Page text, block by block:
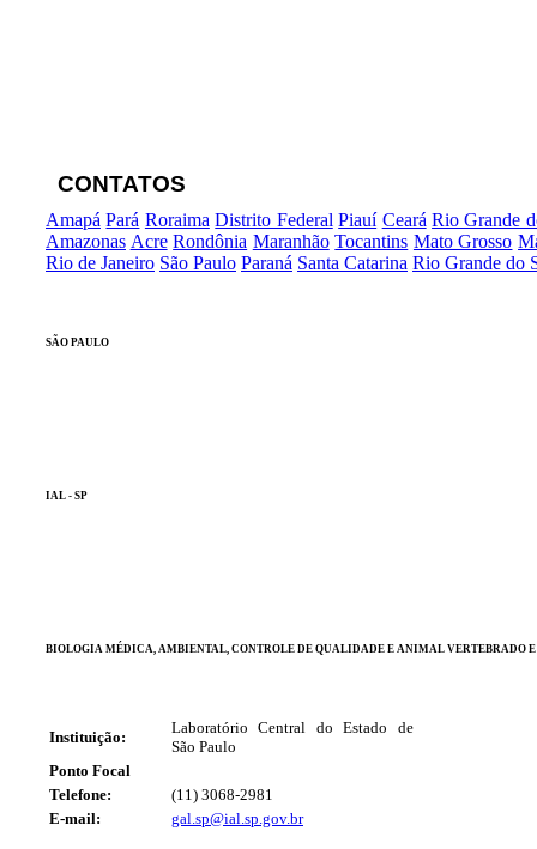
CONTATOS
Amapá Pará Roraima Distrito Federal Piauí Ceará Rio Grande
Amazonas Acre Rondônia Maranhão Tocantins Mato Grosso
Rio de Janeiro São Paulo Paraná Santa Catarina Rio Grande do
SÃO PAULO
IAL - SP
BIOLOGIA MÉDICA, AMBIENTAL, CONTROLE DE QUALIDADE E ANIMAL VERTEBRADO
Instituição:
Laboratório Central do Estado de
São Paulo
Ponto Focal
Telefone:
(11) 3068-2981
E-mail:
gal.sp@ial.sp.gov.br